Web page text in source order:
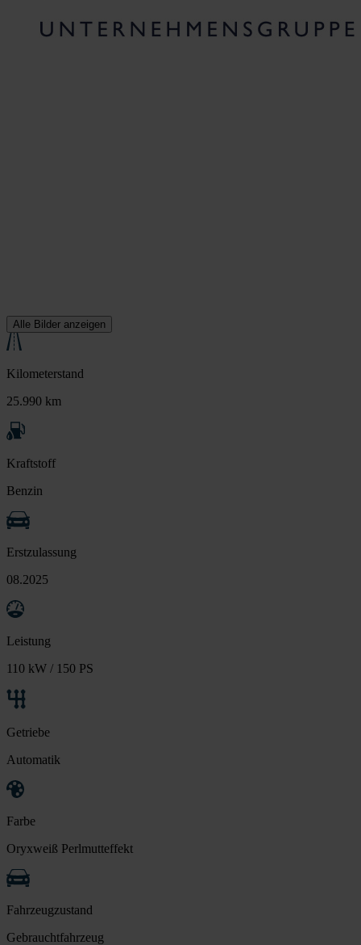
Alle Bilder anzeigen
Kilometerstand
25.990 km
Kraftstoff
Benzin
Erstzulassung
08.2025
Leistung
110 kW / 150 PS
Getriebe
Automatik
Farbe
Oryxweiß Perlmutteffekt
Fahrzeugzustand
Gebrauchtfahrzeug